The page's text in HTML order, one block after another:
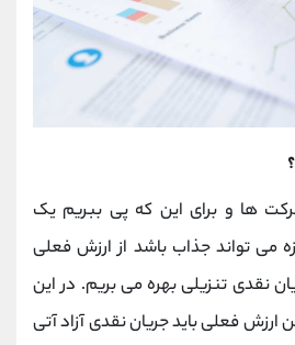
ها و برای این که پی ببریم یک
می تواند جذاب باشد از ارزش فعلی
نقدی تنزیلی بهره می بریم. در این
ارزش فعلی باید جریان نقدی آزاد آتی